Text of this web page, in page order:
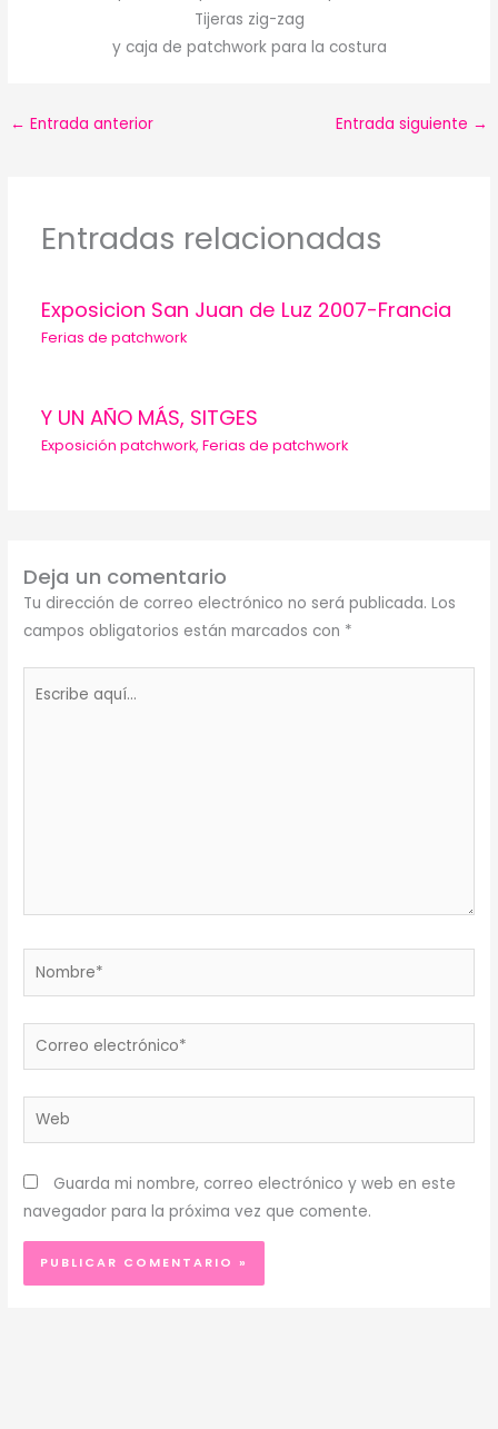
Tijeras zig-zag
y caja de patchwork para la costura
← Entrada anterior Entrada siguiente →
Entradas relacionadas
Exposicion San Juan de Luz 2007-Francia
Ferias de patchwork
Y UN AÑO MÁS, SITGES
Exposición patchwork, Ferias de patchwork
Deja un comentario
Tu dirección de correo electrónico no será publicada. Los
campos obligatorios están marcados con *
Nombre*
Correo
Web
Guarda mi nombre, correo electrónico y web en este
navegador para la próxima vez que comente.